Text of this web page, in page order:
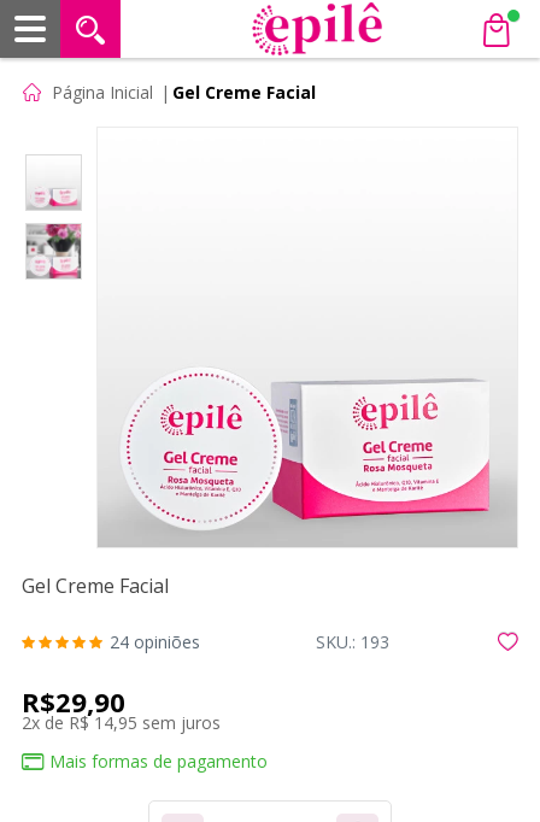
Página Inicial | Gel Creme Facial
Gel Creme Facial
24 opiniões SKU.: 193
R$29,90
2xde R$ 14,95 sem juros
Mais formas de pagamento